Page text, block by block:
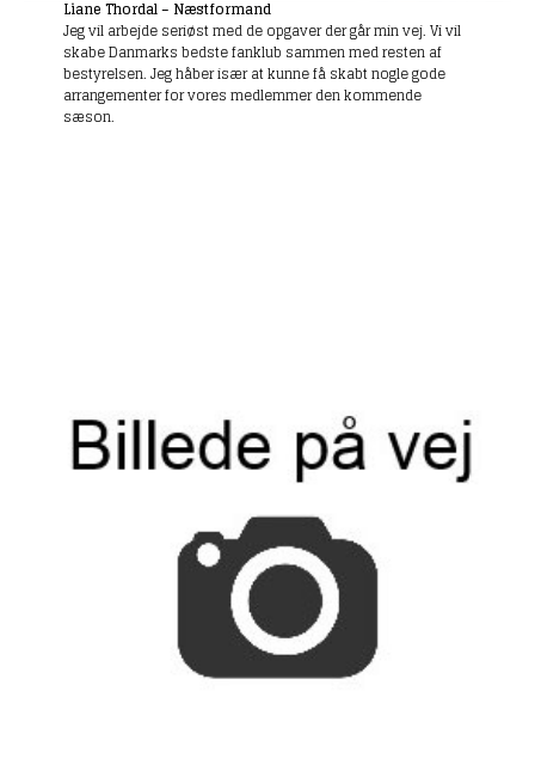
Liane Thordal – Næstformand
Jeg vil arbejde seriøst med de opgaver der går min vej. Vi vil
skabe Danmarks bedste fanklub sammen med resten af
bestyrelsen. Jeg håber især at kunne få skabt nogle gode
arrangementer for vores medlemmer den kommende
sæson.